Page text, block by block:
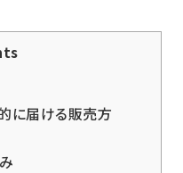
に届ける販売方